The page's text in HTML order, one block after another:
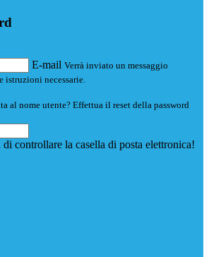
E-mail Verrà inviato un messaggio
necessarie.
al nome utente? Effettua il reset della password
controllare la casella di posta elettronica!